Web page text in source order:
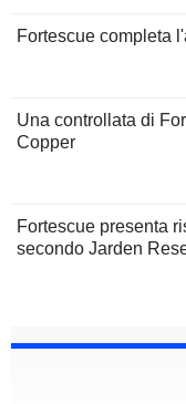
Fortescue completa
Una controllata di
Copper
Fortescue presenta
secondo Jarden